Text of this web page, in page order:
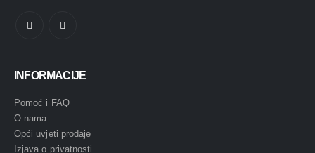
INFORMACIJE
Pomoć i FAQ
O nama
Opći uvjeti prodaje
Izjava o privatnosti